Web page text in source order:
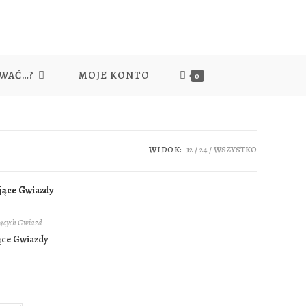
MOJE KONTO 0
WIDOK: 12 24 WSZYSTKO
Gwiazd
Gwiazdy